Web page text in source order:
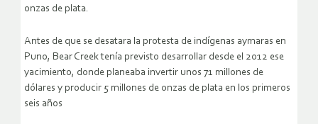
onzas de plata.
Antes de que se desatara la protesta de indígenas aymaras en
Puno, Bear Creek tenía previsto desarrollar desde el 2012 ese
yacimiento, donde planeaba invertir unos 71 millones de
dólares y producir 5 millones de onzas de plata en los primeros
seis años